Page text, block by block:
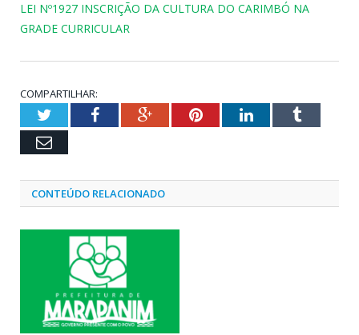
LEI Nº1927 INSCRIÇÃO DA CULTURA DO CARIMBÓ NA
GRADE CURRICULAR
COMPARTILHAR:
TwitterFacebookGoogle+PinterestLinkedInTumblr
Email
CONTEÚDO RELACIONADO